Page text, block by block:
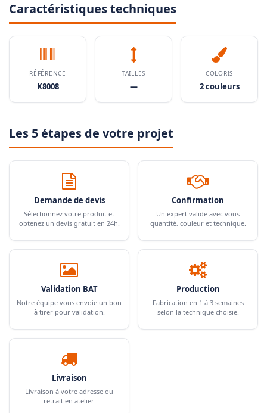
Caractéristiques techniques
RÉFÉRENCE
K8008
TAILLES
—
COLORIS
2 couleurs
Les 5 étapes de votre projet
Demande de devis
Sélectionnez votre produit et
obtenez un devis gratuit en 24h.
Confirmation
Un expert valide avec vous
quantité, couleur et technique.
Validation BAT
Notre équipe vous envoie un bon
à tirer pour validation.
Production
Fabrication en 1 à 3 semaines
selon la technique choisie.
Livraison
Livraison à votre adresse ou
retrait en atelier.